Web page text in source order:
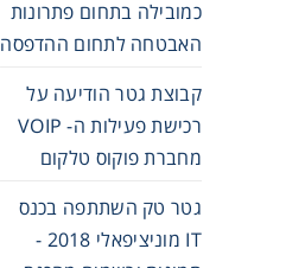
כמובילה בתחום פתרונות
האבטחה לתחום ההדפסה
קבוצת גטר הודיעה על
רכישת פעילות ה- VOIP
מחברת פוקוס טלקום
גטר טק השתתפה בכנס
IT מוניציפאלי 2018 -